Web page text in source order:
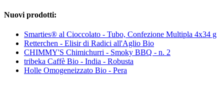
Nuovi prodotti:
Smarties® al Cioccolato - Tubo, Confezione Multipla 4x34 g
Retterchen - Elisir di Radici all'Aglio Bio
CHIMMY'S Chimichurri - Smoky BBQ - n. 2
tribeka Caffè Bio - India - Robusta
Holle Omogeneizzato Bio - Pera